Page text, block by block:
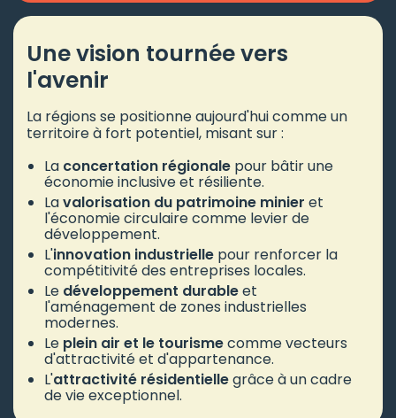
Une vision tournée vers
l'avenir
La régions se positionne aujourd'hui comme un
territoire à fort potentiel, misant sur :
La concertation régionale pour bâtir une
économie inclusive et résiliente.
Lavalorisation du patrimoine minier et
l'économie circulaire comme levier de
développement.
L'innovation industrielle pour renforcer la
compétitivité des entreprises locales.
Le développement durableet
l'aménagement de zones industrielles
modernes.
Le plein air et le tourismecomme vecteurs
d'attractivité et d'appartenance.
L'attractivité résidentiellegrâce à un cadre
de vie exceptionnel.